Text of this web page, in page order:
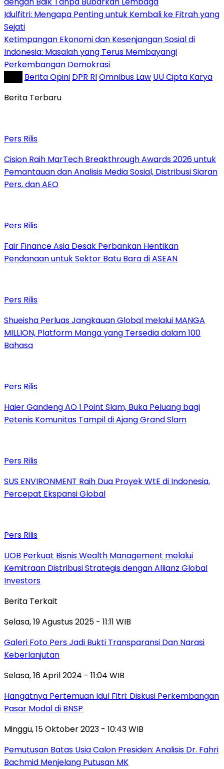
Idulfitri: Mengapa Penting untuk Kembali ke Fitrah yang
Sejati
Ketimpangan Ekonomi dan Kesenjangan Sosial di
Indonesia: Masalah yang Terus Membayangi
Perkembangan Demokrasi
Berita Opini DPR RIOmnibus Law UU Cipta Karya
Berita Terbaru
Pers Rilis
Cision Raih MarTech Breakthrough Awards 2026 untuk
Pemantauan dan Analisis Media Sosial, Distribusi Siaran
Pers, dan AEO
Pers Rilis
Fair Finance Asia Desak Perbankan Hentikan
Pendanaan untuk Sektor Batu Bara di ASEAN
Pers Rilis
Shueisha Perluas Jangkauan Global melalui MANGA
MILLION, Platform Manga yang Tersedia dalam 100
Bahasa
Pers Rilis
Haier Gandeng AO 1 Point Slam, Buka Peluang bagi
Petenis Komunitas Tampil di Ajang Grand Slam
Pers Rilis
SUS ENVIRONMENT Raih Dua Proyek WtE di Indonesia,
Percepat Ekspansi Global
Pers Rilis
UOB Perkuat Bisnis Wealth Management melalui
Kemitraan Distribusi Strategis dengan Allianz Global
Investors
Berita Terkait
Selasa, 19 Agustus 2025 - 11:11 WIB
Galeri Foto Pers Jadi Bukti Transparansi Dan Narasi
Keberlanjutan
Selasa, 16 April 2024 - 11:04 WIB
Hangatnya Pertemuan Idul Fitri: Diskusi Perkembangan
Pasar Modal di BNSP
Minggu, 15 Oktober 2023 - 10:43 WIB
Pemutusan Batas Usia Calon Presiden: Analisis Dr. Fahri
Bachmid Menjelang Putusan MK